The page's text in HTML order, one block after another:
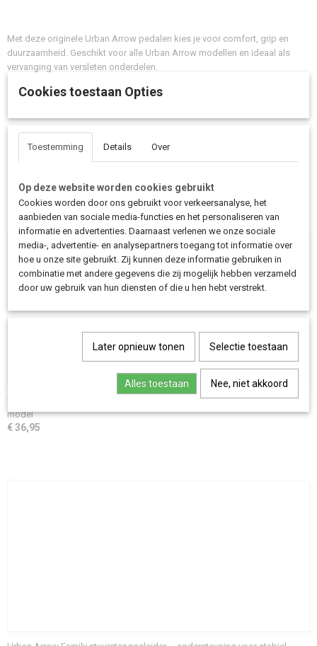
Met deze originele Urban Arrow pedalen kies je voor comfort, grip en
duurzaamheid. Geschikt voor alle Urban Arrow modellen en ideaal als
vervanging van versleten onderdelen.
Ook interessant
Urban Arrow regentent tentstok – vervangende tentstok Essential & oud
model
€ 36,95
Cookies toestaan Opties
Toestemming Details Over
Op deze website worden cookies gebruikt
Cookies worden door ons gebruikt voor verkeersanalyse, het
aanbieden van sociale media-functies en het personaliseren van
informatie en advertenties. Daarnaast verlenen we onze sociale
media-, advertentie- en analysepartners toegang tot informatie over
hoe u onze site gebruikt. Zij kunnen deze informatie gebruiken in
combinatie met andere gegevens die zij mogelijk hebben verzameld
door uw gebruik van hun diensten of die u hen hebt verstrekt.
Later opnieuw tonen Selectie toestaan
Alles toestaan Nee, niet akkoord